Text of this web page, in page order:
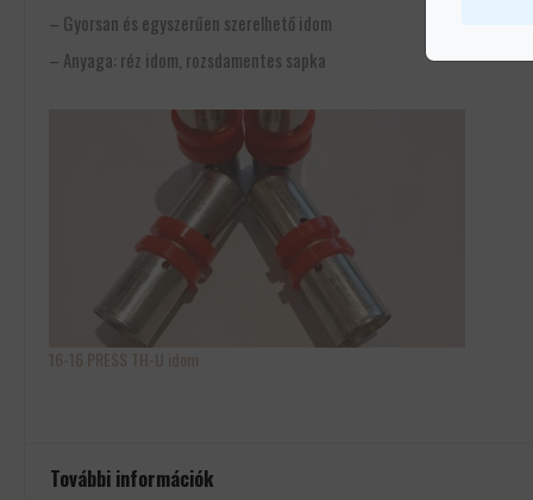
– Gyorsan és egyszerűen szerelhető idom
– Anyaga: réz idom, rozsdamentes sapka
16-16 PRESS TH-U idom
További információk